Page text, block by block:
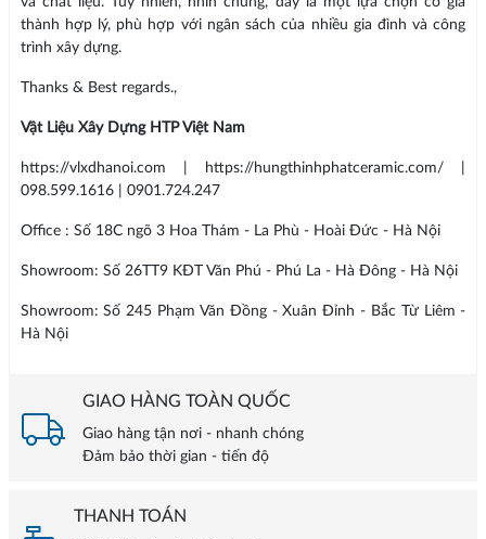
thành hợp lý, phù hợp với ngân sách của nhiều gia đình và công
trình xây dựng.
Thanks & Best regards.,
Vật Liệu Xây Dựng HTP Việt Nam
https://vlxdhanoi.com | https://hungthinhphatceramic.com/ |
098.599.1616 | 0901.724.247
Office : Số 18C ngõ 3 Hoa Thám - La Phù - Hoài Đức - Hà Nội
Showroom: Số 26TT9 KĐT Văn Phú - Phú La - Hà Đông - Hà Nội
Showroom: Số 245 Phạm Văn Đồng - Xuân Đỉnh - Bắc Từ Liêm -
Hà Nội
GIAO HÀNG TOÀN QUỐC
Giao hàng tận nơi - nhanh chóng
Đảm bảo thời gian - tiến độ
THANH TOÁN